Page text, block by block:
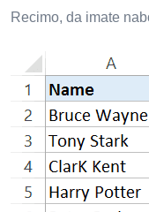
Recimo, da imate